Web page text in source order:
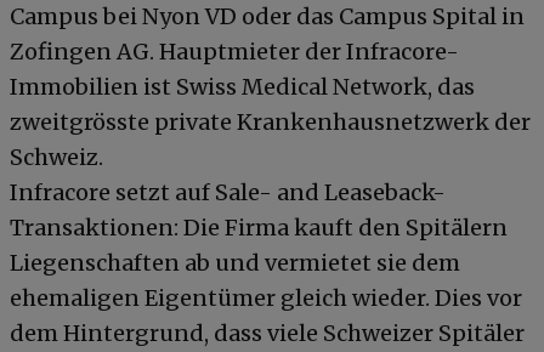
Campus bei Nyon VD oder das Campus Spital in
Zofingen AG. Hauptmieter der Infracore-
Immobilien ist Swiss Medical Network, das
zweitgrösste private Krankenhausnetzwerk der
Schweiz.
Infracore setzt auf Sale- and Leaseback-
Transaktionen: Die Firma kauft den Spitälern
Liegenschaften ab und vermietet sie dem
ehemaligen Eigentümer gleich wieder. Dies vor
dem Hintergrund, dass viele Schweizer Spitäler